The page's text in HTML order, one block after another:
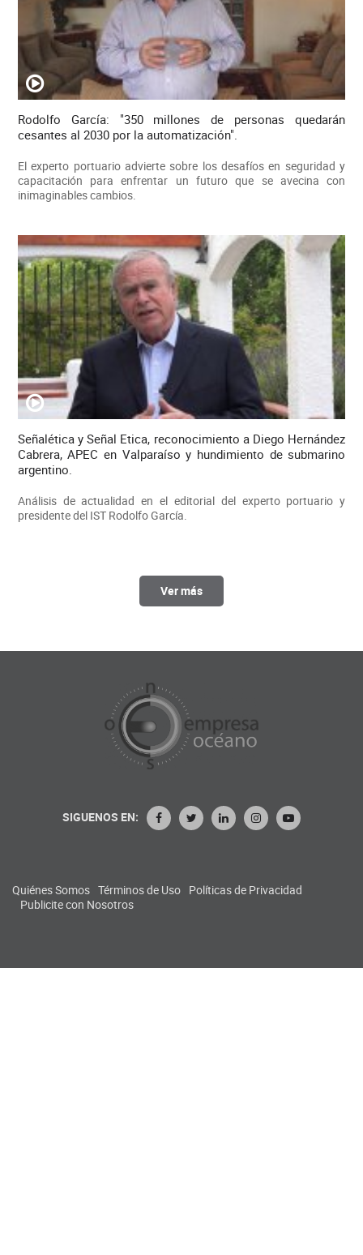
Rodolfo García: "350 millones de personas quedarán
cesantes al 2030 por la automatización".
El experto portuario advierte sobre los desafíos en seguridad y
capacitación para enfrentar un futuro que se avecina con
inimaginables cambios.
Señalética y Señal Etica, reconocimiento a Diego Hernández
Cabrera, APEC en Valparaíso y hundimiento de submarino
argentino.
Análisis de actualidad en el editorial del experto portuario y
presidente del IST Rodolfo García.
Ver más
SIGUENOS EN:
Quiénes Somos Términos de Uso Políticas de Privacidad
Publicite con Nosotros